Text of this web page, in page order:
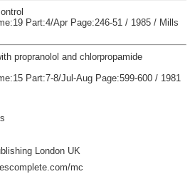
Part:4/Apr Page:246-51 / 1985 / Mills
propranolol and chlorpropamide
Part:7-8/Jul-Aug Page:599-600 / 1981
London UK
mc